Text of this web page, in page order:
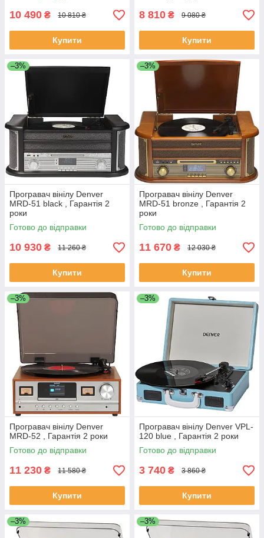
10 490 ₴ 10 810 ₴
Купити
8 810 ₴ 9 080 ₴
Купити
–3%
Програвач вінілу Denver
MRD-51 black , Гарантія 2
роки
Готово до відправки
10 930 ₴ 11 260 ₴
Купити
–3%
Програвач вінілу Denver
MRD-51 bronze , Гарантія 2
роки
Готово до відправки
11 670 ₴ 12 030 ₴
Купити
–3%
Програвач вінілу Denver
MRD-52 , Гарантія 2 роки
Готово до відправки
11 230 ₴ 11 580 ₴
Купити
–3%
Програвач вінілу Denver VPL-
120 blue , Гарантія 2 роки
Готово до відправки
3 740 ₴ 3 860 ₴
Купити
–3% –3%